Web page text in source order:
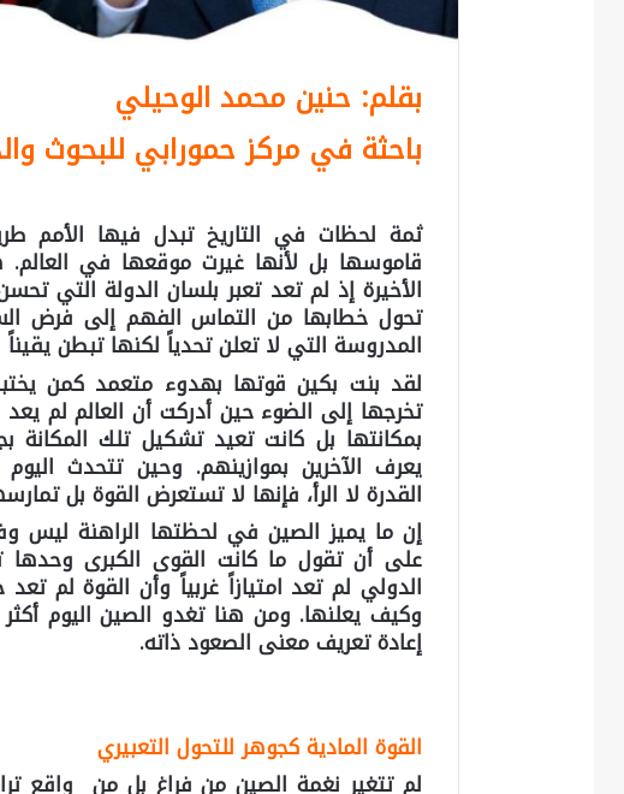
بقلم: حنين محمد الوحيلي
باحثة في مركز حمورابي للبحوث
ثمة لحظات في التاريخ تبدل فيها الأمم
قاموسها بل لأنها غيرت موقعها في
الأخيرة إذ لم تعد تعبر بلسان الدولة التي
تحول خطابها من التماس الفهم إلى فرض
المدروسة التي لا تعلن تحدياً لكنها تبطن يقيناً
لقد بنت بكين قوتها بهدوء متعمد كمن
تخرجها إلى الضوء حين أدركت أن العالم لم
بمكانتها بل كانت تعيد تشكيل تلك
يعرف الآخرين بموازينهم. وحين تتحدث
القدرة لا الرأ، فإنها لا تستعرض القوة بل
إن ما يميز الصين في لحظتها الراهنة ليس
على أن تقول ما كانت القوى الكبرى
الدولي لم تعد امتيازاً غربياً وأن القوة لم
وكيف يعلنها. ومن هنا تغدو الصين اليوم
إعادة تعريف معنى الصعود ذاته.
القوة المادية كجوهر للتحول التعبيري
لم تتغير نغمة الصين من فراغ بل من واقع